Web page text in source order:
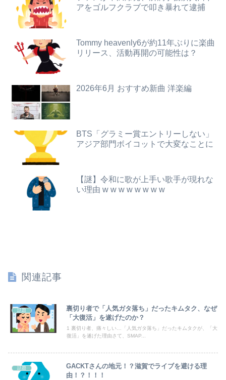
東大卒さん、ヒカルに嫉妬した結果ブタ箱送りになってしまう…
AVの撮影現場、改めてガチでヤバすぎる…
新しい税を考えて日本を良くするスレ
【悲報】スマホゲー業界、「サ終」だらけでオワコン化が進んでしまうｗｗｗｗ
職場で電話を取った新入社員の女子がヒワイなことを言われてショックを受けたことがあった
トランプ「イランが核兵器を作れば、イタリアを2分で消滅させる」メローニ「核を持っている国で実際に使ったアホはアメリカだけｗ」
【画像】女さん「貧乳だから男水着で市民プールいったら周りがコソコソしだしてやばいwwwwwwww」5万いいね
【放送事故】昔のドラマのレ◯プシーン、今見るとアウトすぎる・・・
激震地の熊本県氷川町に共産党、社民党、立憲民政党等の左派の救援は影すら見えず。住民苦言
休日BBQ上司「ワイくん！焼肉のタレ買ってきてくれる？」ワイ「！！？」
アをゴルフクラブで叩き暴れて逮捕
Tommy heavenly6が約11年ぶりに楽曲
リリース、活動再開の可能性は？
2026年6月 おすすめ新曲 洋楽編
BTS「グラミー賞エントリーしない」
アジア部門ボイコットで大変なことに
【謎】令和に歌が上手い歌手が現れな
い理由 w w w w w w w w
関連記事
話題
裏切り者で「人気ガタ落ち」だったキムタク、なぜ
「大復活」を遂げたのか？
1 裏切り者、痛々しい…「人気ガタ落ち」だったキムタクが、「大
復活」を遂げた理由さて、SMAP...
話題
GACKTさんの地元！？滋賀でライブを避ける理
由！？！！！